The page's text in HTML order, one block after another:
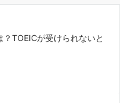
？TOEICが受けられないと